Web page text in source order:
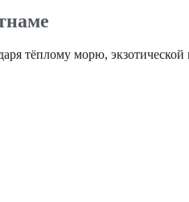
тёплому морю,